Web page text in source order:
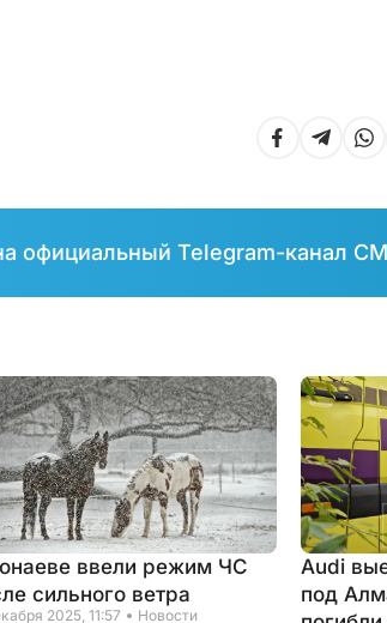
официальный Telegram-канал
ввели режим ЧС
сильного ветра
2025, 11:57 Новости
Audi
под